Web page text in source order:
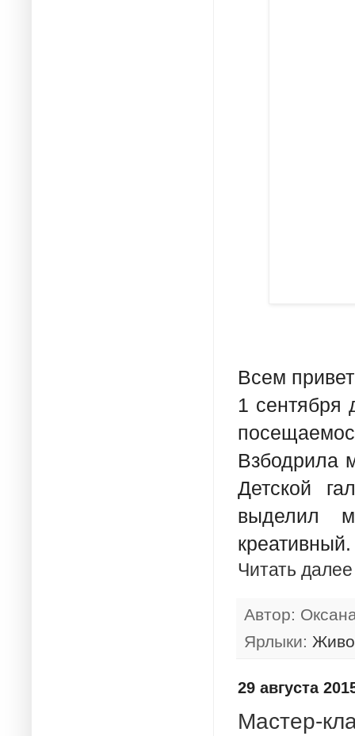
Всем
1 сентября
Взбодрила
Детской
выделил
креативный.
Читать
Автор:
Ярлыки:
29 августа
Мастер-